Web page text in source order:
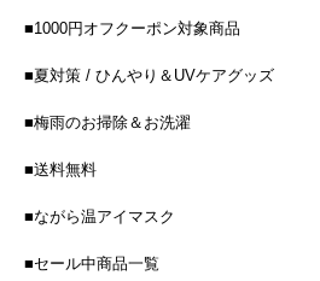
■1000円オフクーポン対象商品
■夏対策 / ひんやり＆UVケアグッズ
■梅雨のお掃除＆お洗濯
■送料無料
■ながら温アイマスク
■セール中商品一覧